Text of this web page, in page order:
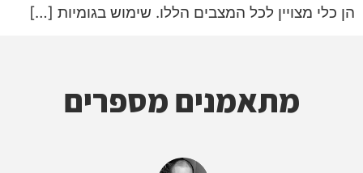
הן כלי מצויין לכל המצבים הללו. שימוש בגומיות […]
מתאמנים מספרים